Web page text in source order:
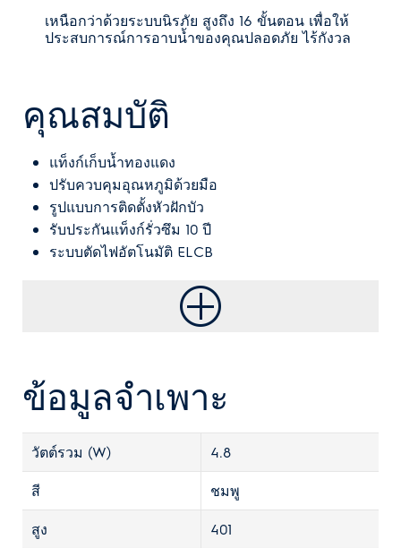
เหนือกว่าด้วยระบบนิรภัย สูงถึง 16 ขั้นตอน เพื่อให้
ประสบการณ์การอาบน้ำของคุณปลอดภัย ไร้กังวล
คุณสมบัติ
แท็งก์เก็บน้ำทองแดง
ปรับควบคุมอุณหภูมิด้วยมือ
รูปแบบการติดตั้งหัวฝักบัว
รับประกันแท็งก์รั่วซึม 10 ปี
ระบบตัดไฟอัตโนมัติ ELCB
ข้อมูลจำเพาะ
วัตต์รวม (W) 4.8
สี ชมพู
สูง 401